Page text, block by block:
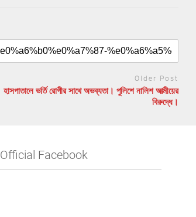
Older Post
হাসপাতালে ভর্তি রোগীর সাথে অভব্যতা। পুলিশে নালিশ আত্মীয়ের
বিরুদ্ধে।
Official Facebook